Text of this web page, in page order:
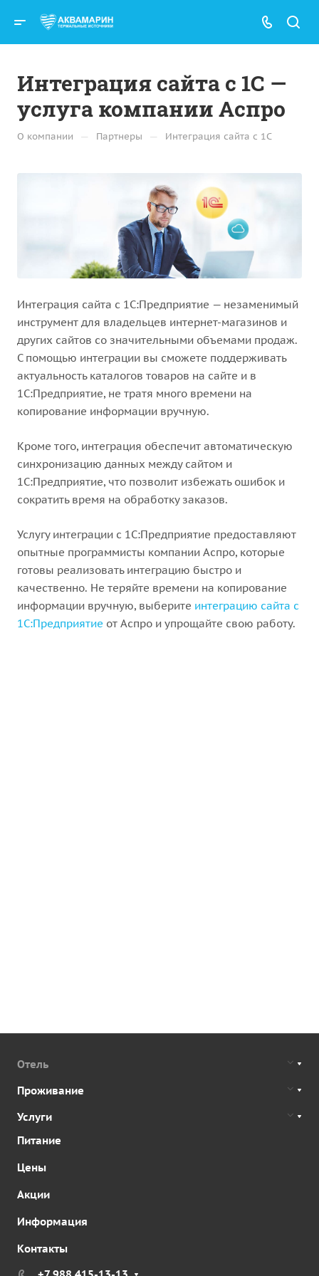
Интеграция сайта с 1С —
услуга компании Аспро
О компании — Партнеры — Интеграция сайта с 1С
Интеграция сайта с 1С:Предприятие — незаменимый
инструмент для владельцев интернет-магазинов и
других сайтов со значительными объемами продаж.
С помощью интеграции вы сможете поддерживать
актуальность каталогов товаров на сайте и в
1С:Предприятие, не тратя много времени на
копирование информации вручную.
Кроме того, интеграция обеспечит автоматическую
синхронизацию данных между сайтом и
1С:Предприятие, что позволит избежать ошибок и
сократить время на обработку заказов.
Услугу интеграции с 1С:Предприятие предоставляют
опытные программисты компании Аспро, которые
готовы реализовать интеграцию быстро и
качественно. Не теряйте времени на копирование
информации вручную, выберите интеграцию сайта с
1С:Предприятие от Аспро и упрощайте свою работу.
Отель
Проживание
Услуги
Питание
Цены
Акции
Информация
Контакты